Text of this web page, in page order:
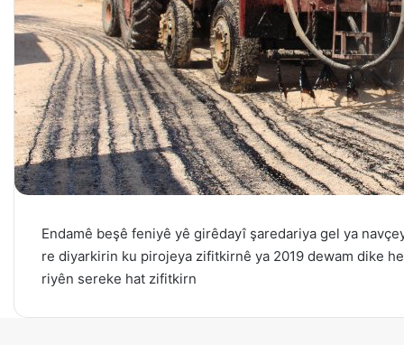
Endamê beşê feniyê yê girêdayî şaredariya gel ya
re diyarkirin ku pirojeya zifitkirnê ya 2019 dewam dike
riyên sereke hat zifitkirn